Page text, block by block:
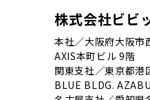
株式会社ビビ
本社／大阪府大阪市
AXIS本町ビル 9階
関東支社／東京都
BLUE BLDG.